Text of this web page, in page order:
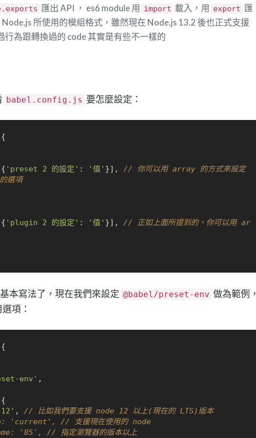
匯出 API ， es6 module 用 import 載入，用 export 匯
Node.js 所使用的模組格式，雖然現在 Node.js 13.2 後也正式支援
行為跟轉換過的 code 其實是有些不一樣的
babel.config.js 要怎麼設定：
'preset 2 的設定' : '值' }], // 你可以用 array 的方式來設定
選項
'plugin 2 的設定' : '值' }], // 正如上面所提到的，你可以用 ar
本寫法了，現在我們來設定 @babel/preset-env 做為範例，
項：
env' ,
, // 比如我們要支援 node 12 以上(現在的 LTS)版本
'current', // 支援現在使用的 node
'85', // 指定瀏覽器的版本以上